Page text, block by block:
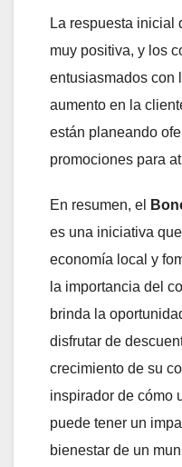
La respuesta inicial
muy positiva, y los
entusiasmados con
aumento en la
están planeando
promociones para
En resumen, el
es una iniciativa
economía local y
la importancia del
brinda la
disfrutar de
crecimiento de su
inspirador de cómo
puede tener un
bienestar de un